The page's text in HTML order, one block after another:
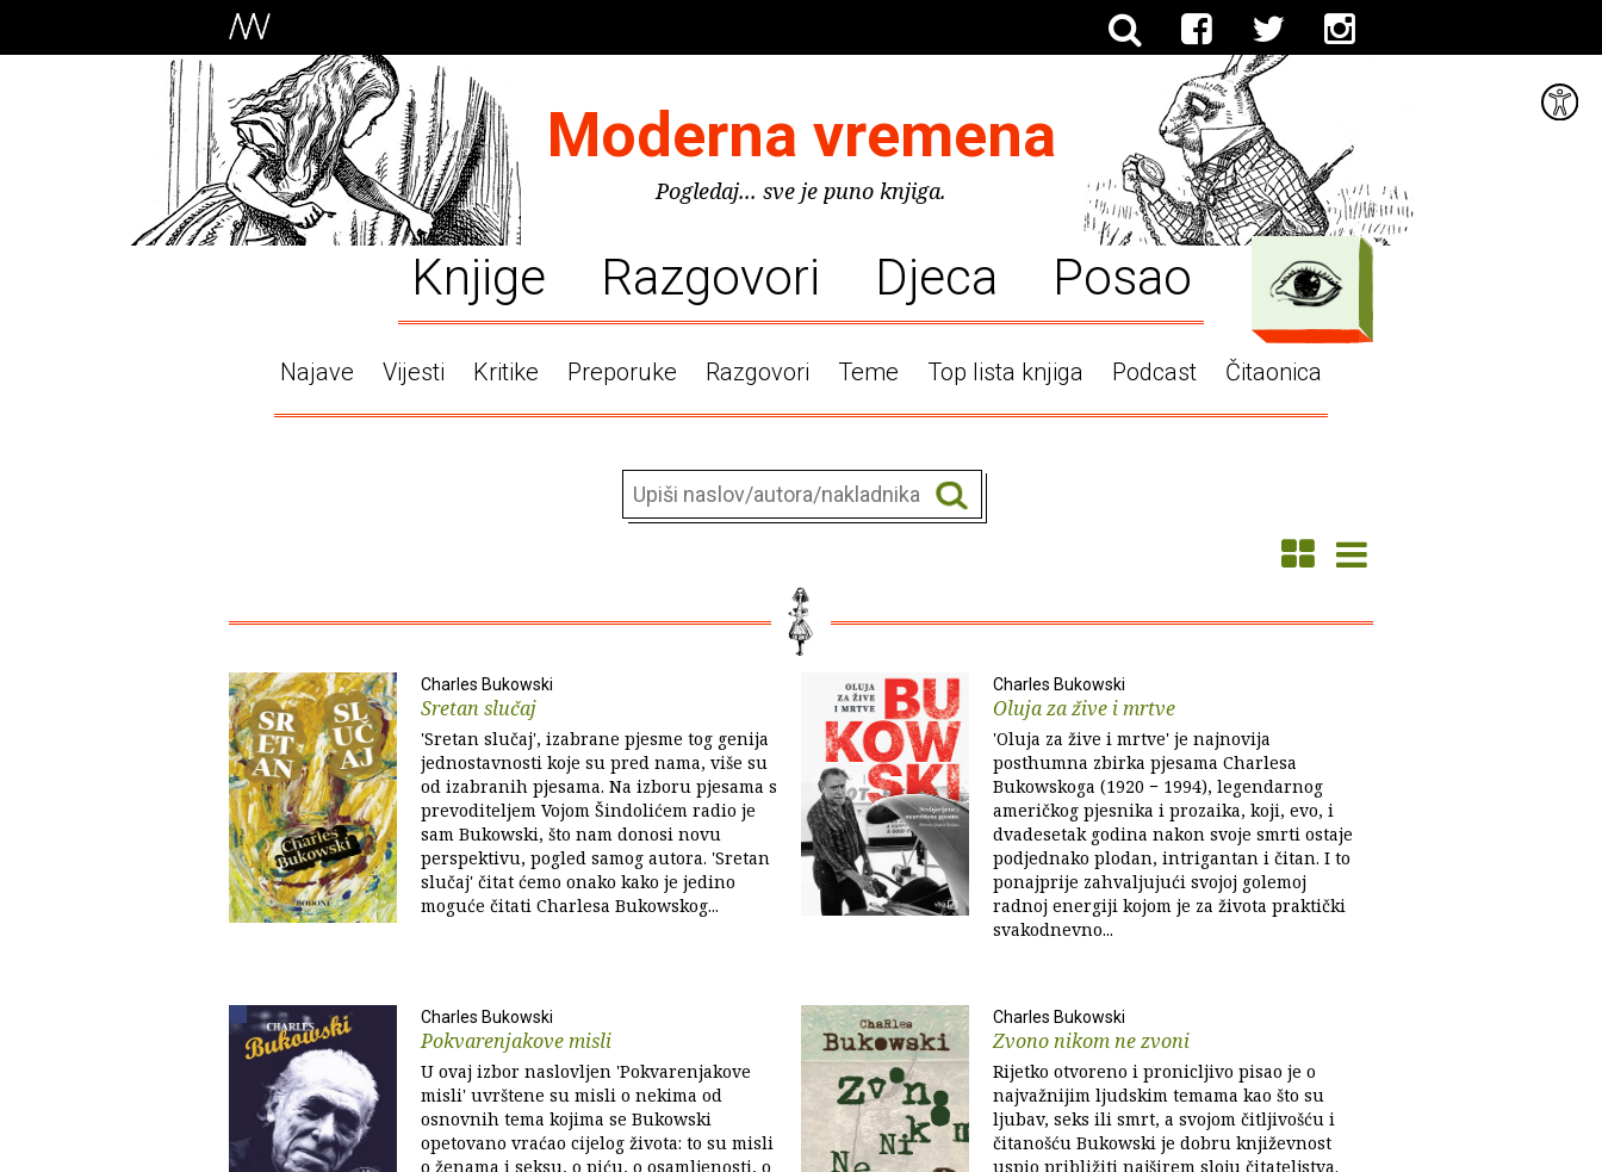
Moderna vremena
Pogledaj... sve je puno knjiga.
Knjige Razgovori Djeca Posao
Najave Vijesti Kritike Preporuke Razgovori Teme Top lista knjiga Podcast Čitaonica
Charles Bukowski
Sretan slučaj
'Sretan slučaj', izabrane pjesme tog genija
jednostavnosti koje su pred nama, više su
od izabranih pjesama. Na izboru pjesama s
prevoditeljem Vojom Šindolićem radio je
sam Bukowski, što nam donosi novu
perspektivu, pogled samog autora. 'Sretan
slučaj' čitat ćemo onako kako je jedino
moguće čitati Charlesa Bukowskog...
Charles Bukowski
Oluja za žive i mrtve
'Oluja za žive i mrtve' je najnovija
posthumna zbirka pjesama Charlesa
Bukowskoga (1920 − 1994), legendarnog
američkog pjesnika i prozaika, koji, evo, i
dvadesetak godina nakon svoje smrti ostaje
podjednako plodan, intrigantan i čitan. I to
ponajprije zahvaljujući svojoj golemoj
radnoj energiji kojom je za života praktički
svakodnevno...
Charles Bukowski
Pokvarenjakove misli
U ovaj izbor naslovljen 'Pokvarenjakove
misli' uvrštene su misli o nekima od
osnovnih tema kojima se Bukowski
opetovano vraćao cijelog života: to su misli
o ženama i seksu, o piću, o osamljenosti, o
Charles Bukowski
Zvono nikom ne zvoni
Rijetko otvoreno i pronicljivo pisao je o
najvažnijim ljudskim temama kao što su
ljubav, seks ili smrt, a svojom čitljivošću i
čitanošću Bukowski je dobru književnost
uspio približiti najširem sloju čitateljstva.